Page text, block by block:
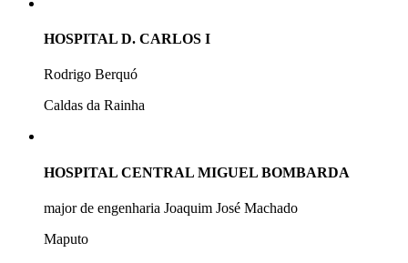
HOSPITAL D. CARLOS I
Rodrigo Berquó
Caldas da Rainha
HOSPITAL CENTRAL MIGUEL BOMBARDA
major de engenharia Joaquim José Machado
Maputo